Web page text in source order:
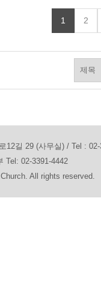
1 2
12길 29 (사무실) / Tel :
Tel: 02-3391-4442
All rights reserved.